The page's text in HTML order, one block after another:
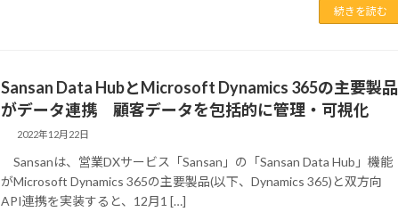
続きを読む
Sansan Data HubとMicrosoft Dynamics 365の主要製品
がデータ連携 顧客データを包括的に管理・可視化
2022年12月22日
Sansanは、営業DXサービス「Sansan」の「Sansan Data Hub」機能
がMicrosoft Dynamics 365の主要製品(以下、Dynamics 365)と双方向
API連携を実装すると、12月1 […]